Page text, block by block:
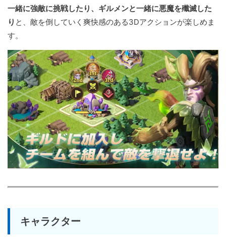
一緒に強敵に挑戦したり、ギルメンと一緒に悪魔を殲滅した
り と、敵を倒していく爽快感のある3Dアクションが楽しめま
す。
キャラクター